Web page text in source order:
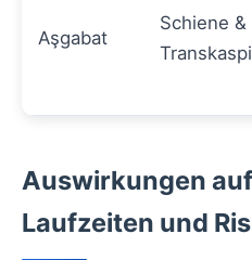
Aşgabat
Schiene &
Auswirkungen
Laufzeiten und